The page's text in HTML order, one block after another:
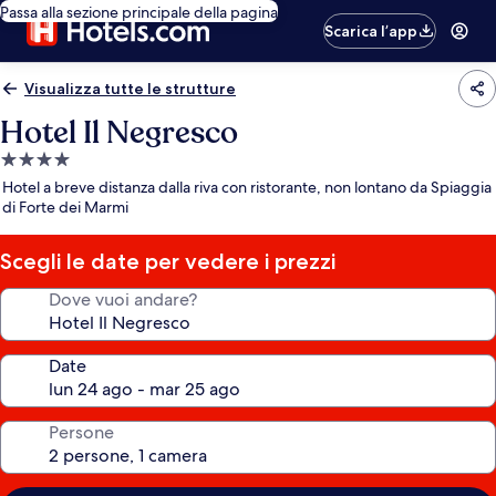
Passa alla sezione principale della pagina
Scarica l’app
Visualizza tutte le strutture
Hotel Il Negresco
Struttura
a
4.0
stelle
Hotel a breve distanza dalla riva con ristorante, non lontano da Spiaggia
di Forte dei Marmi
Scegli le date per vedere i prezzi
Dove vuoi andare?
Date
Persone